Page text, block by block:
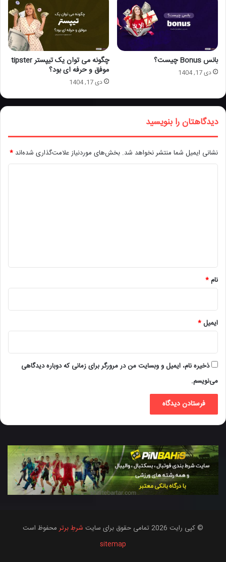
بانس Bonus چیست؟
دی 17, 1404
چگونه می توان یک تیپستر tipster
موفق و حرفه ای بود؟
دی 17, 1404
دیدگاهتان را بنویسید
نشانی ایمیل شما منتشر نخواهد شد. بخش‌های موردنیاز علامت‌گذاری شده‌اند *
نام*
ایمیل*
ذخیره نام، ایمیل و وبسایت من در مرورگر برای زمانی که دوباره دیدگاهی
می‌نویسم.
© کپی رایت 2026 تمامی حقوق برای سایت شرطِ برتر محفوظ است
sitemap